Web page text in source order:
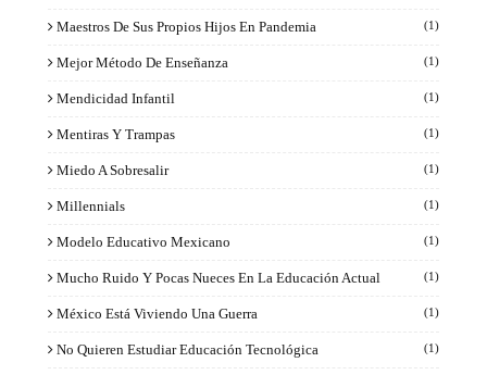
Maestros De Sus Propios Hijos En Pandemia (1)
Mejor Método De Enseñanza (1)
Mendicidad Infantil (1)
Mentiras Y Trampas (1)
Miedo A Sobresalir (1)
Millennials (1)
Modelo Educativo Mexicano (1)
Mucho Ruido Y Pocas Nueces En La Educación Actual (1)
México Está Viviendo Una Guerra (1)
No Quieren Estudiar Educación Tecnológica (1)